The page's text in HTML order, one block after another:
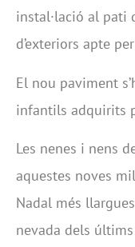
instal·lació al pati
d’exteriors apte
El nou paviment
infantils adquirits
Les nenes i nens
aquestes noves
Nadal més
nevada dels